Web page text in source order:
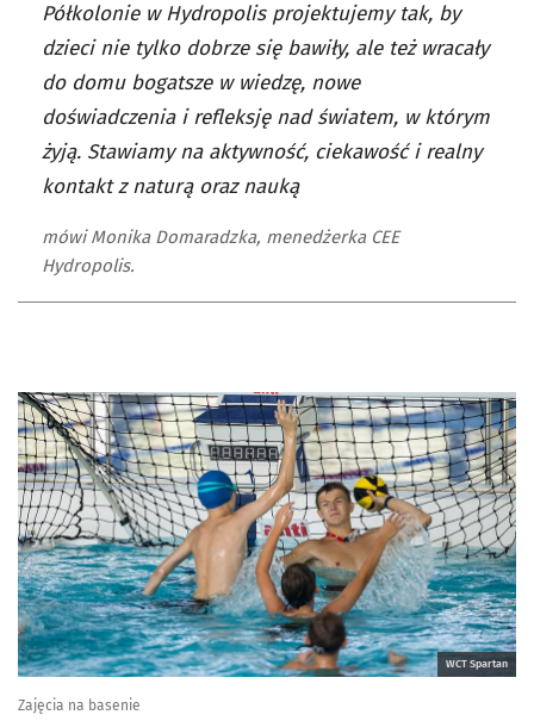
Półkolonie w Hydropolis projektujemy tak, by
dzieci nie tylko dobrze się bawiły, ale też wracały
do domu bogatsze w wiedzę, nowe
doświadczenia i refleksję nad światem, w którym
żyją. Stawiamy na aktywność, ciekawość i realny
kontakt z naturą oraz nauką
mówi Monika Domaradzka, menedżerka CEE
Hydropolis.
WCT Spartan
Zajęcia na basenie